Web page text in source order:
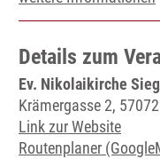
Details zum
Ev. Nikolaikirche
Krämergasse 2,
Link zur Website
Routenplaner